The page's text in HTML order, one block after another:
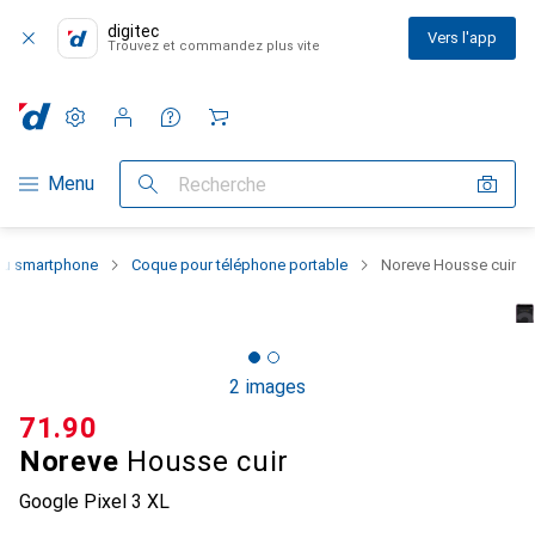
digitec
Trouvez et commandez plus vite Vers l'app
Navigation par catégorie
Menu Recherche
Paramètres
Compte client
Listes de comparaison
Listes d'envies
Panier
smartphone Coque pour téléphone portable Noreve Housse cuir
2 images
Noreve Housse cuir
Google Pixel 3 XL
CHF
71.90